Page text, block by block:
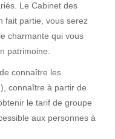
Le Cabinet des
fait partie, vous serez
charmante qui vous
patrimoine.
connaître les
connaître à partir de
le tarif de groupe
aux personnes à